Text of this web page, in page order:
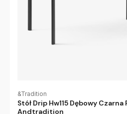
&Tradition
Stół Drip Hw115 Dębowy
Andtradition